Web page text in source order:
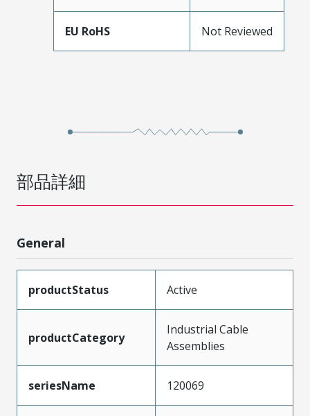
EU RoHS Not Reviewed
部品詳細
General
productStatus Active
productCategory
Industrial Cable
Assemblies
seriesName 120069